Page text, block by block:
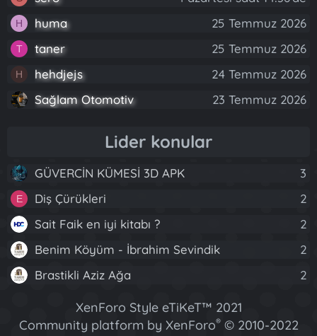
H huma 25 Temmuz 2026
T taner 25 Temmuz 2026
H hehdjejs
24 Temmuz 2026
Sağlam Otomotiv
23 Temmuz 2026
Lider konular
GÜVERCİN KÜMESİ 3D APK 3
E Diş Çürükleri
2
Sait Faik en iyi kitabı ?
2
Benim Köyüm - İbrahim Sevindik
2
Brastikli Aziz Ağa
2
XenForo Style eTiKeT™ 2021
Community platform by XenForo® © 2010-2022